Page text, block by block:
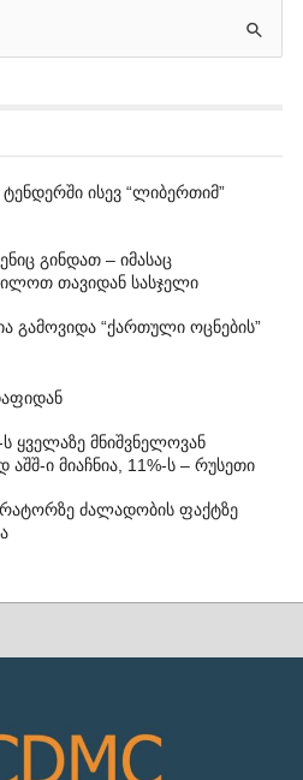
ტენდერში ისევ “ლიბერთიმ”
გინდათ – იმასაც
თავიდან სასჯელი
გამოვიდა “ქართული ოცნების”
ყველაზე მნიშვნელოვან
ი მიაჩნია, 11%-ს – რუსეთი
ძალადობის ფაქტზე